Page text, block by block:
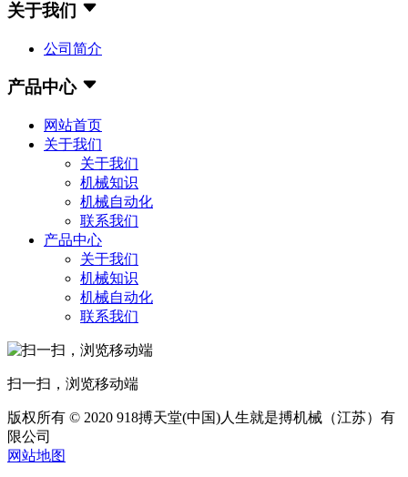
关于我们
公司简介
产品中心
网站首页
关于我们
关于我们
机械知识
机械自动化
联系我们
产品中心
关于我们
机械知识
机械自动化
联系我们
扫一扫，浏览移动端
版权所有 © 2020 918搏天堂(中国)人生就是搏机械（江苏）有
限公司
网站地图